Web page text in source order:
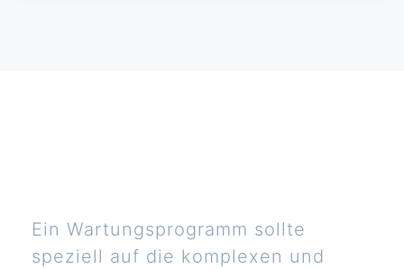
Ein Wartungsprogramm sollte
speziell auf die komplexen und